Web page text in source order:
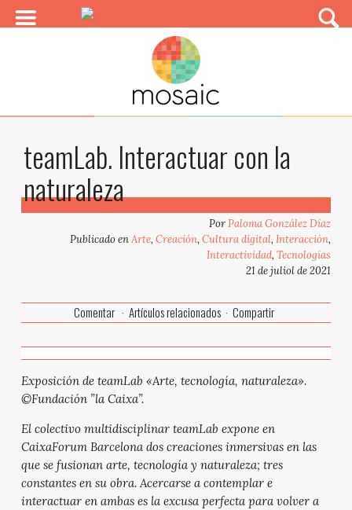
teamLab. Interactuar con la
naturaleza
PorPaloma González Díaz
Publicado enArte,Creación,Cultura digital,Interacción,
Interactividad,Tecnologías
21 de juliol de 2021
Comentar Artículos relacionados Compartir
Exposición de teamLab «Arte, tecnología, naturaleza».
©Fundación ”la Caixa”.
El colectivo multidisciplinar teamLab expone en
CaixaForum Barcelona dos creaciones inmersivas en las
que se fusionan arte, tecnología y naturaleza; tres
constantes en su obra. Acercarse a contemplar e
interactuar en ambas es la excusa perfecta para volver a